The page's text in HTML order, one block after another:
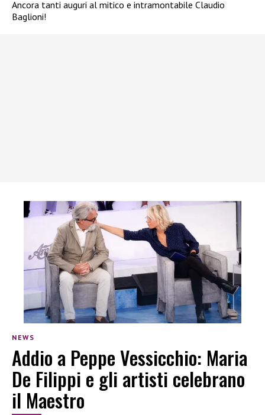
Ancora tanti auguri al mitico e intramontabile Claudio
Baglioni!
NEWS
Addio a Peppe Vessicchio: Maria
De Filippi e gli artisti celebrano
il Maestro